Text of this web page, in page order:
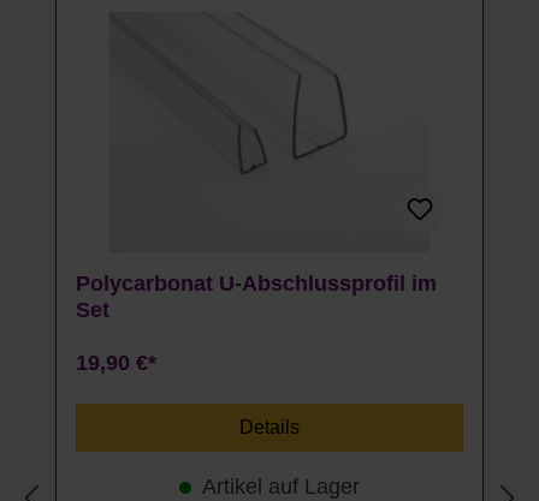
Polycarbonat U-Abschlussprofil im
Set
19,90 €*
Details
Artikel auf Lager